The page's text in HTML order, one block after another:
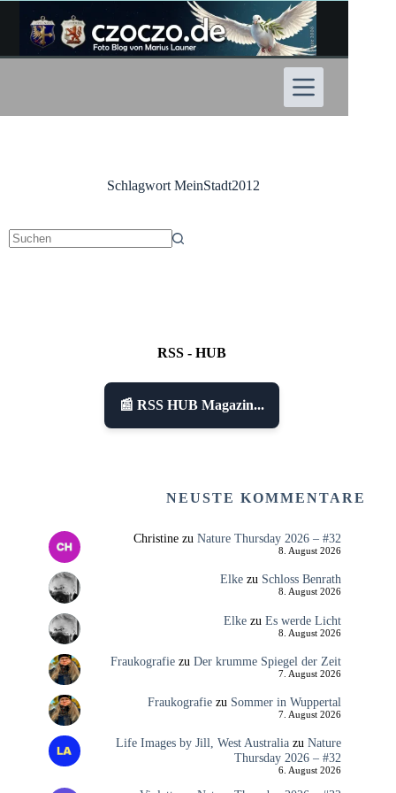
Inhalt
springen
SchlagwortMeinStadt2012
RSS - HUB
📰 RSS HUB Magazin...
NEUSTE KOMMENTARE
Christinezu Nature Thursday 2026 – #32
8. August 2026
Elkezu Schloss Benrath
8. August 2026
Elkezu Es werde Licht
8. August 2026
Fraukografiezu Der krumme Spiegel der Zeit
7. August 2026
Fraukografiezu Sommer in Wuppertal
7. August 2026
Life Images by Jill, West Australiazu Nature
Thursday 2026 – #32
6. August 2026